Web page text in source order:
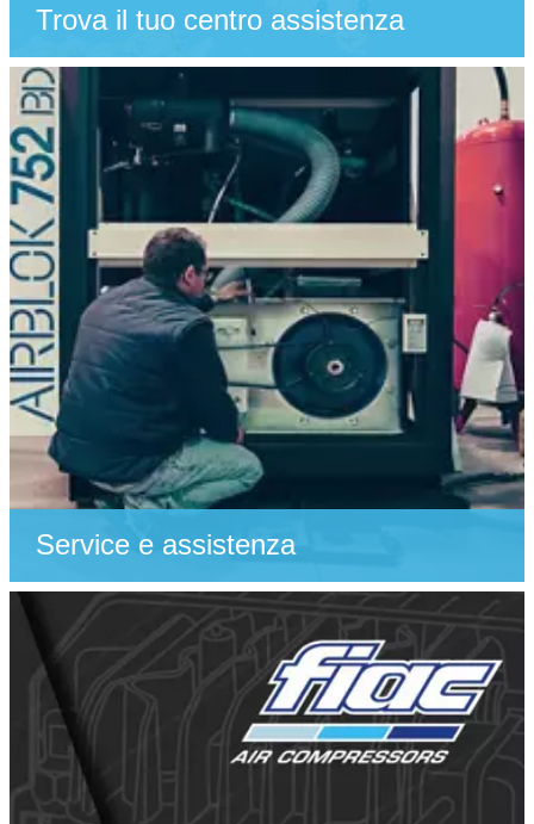
Trova il tuo centro assistenza
Service e assistenza